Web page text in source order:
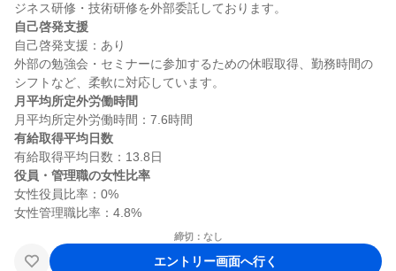
自己啓発支援
自己啓発支援：あり
外部の勉強会・セミナーに参加するための休暇取得、勤務時間の
月平均所定外労働時間
有給取得平均日数
役員・管理職の女性比率
女性役員比率：0%
締切：なし
エントリー画面へ行く